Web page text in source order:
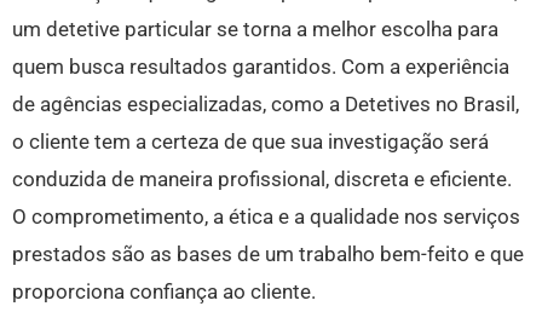
um detetive particular se torna a melhor escolha para
quem busca resultados garantidos. Com a experiência
de agências especializadas, como a Detetives no Brasil,
o cliente tem a certeza de que sua investigação será
conduzida de maneira profissional, discreta e eficiente.
O comprometimento, a ética e a qualidade nos serviços
prestados são as bases de um trabalho bem-feito e que
proporciona confiança ao cliente.